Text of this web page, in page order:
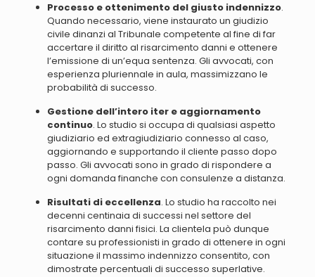
Processo e ottenimento del giusto indennizzo.
Quando necessario, viene instaurato un giudizio
civile dinanzi al Tribunale competente al fine di far
accertare il diritto al risarcimento danni e ottenere
l’emissione di un’equa sentenza. Gli avvocati, con
esperienza pluriennale in aula, massimizzano le
probabilità di successo.
Gestione dell’intero iter e aggiornamento
continuo. Lo studio si occupa di qualsiasi aspetto
giudiziario ed extragiudiziario connesso al caso,
aggiornando e supportando il cliente passo dopo
passo. Gli avvocati sono in grado di rispondere a
ogni domanda finanche con consulenze a distanza.
Risultati di eccellenza. Lo studio ha raccolto nei
decenni centinaia di successi nel settore del
risarcimento danni fisici. La clientela può dunque
contare su professionisti in grado di ottenere in ogni
situazione il massimo indennizzo consentito, con
dimostrate percentuali di successo superlative.